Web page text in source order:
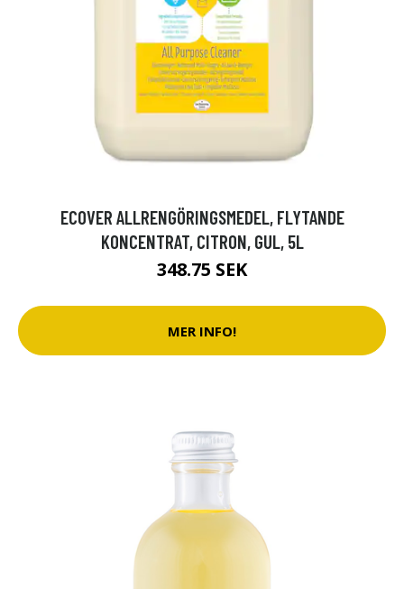
ECOVER ALLRENGÖRINGSMEDEL, FLYTANDE
KONCENTRAT, CITRON, GUL, 5L
348.75 SEK
MER INFO!